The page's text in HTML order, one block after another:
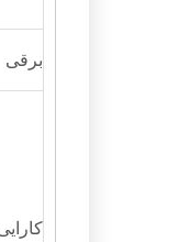
برقی